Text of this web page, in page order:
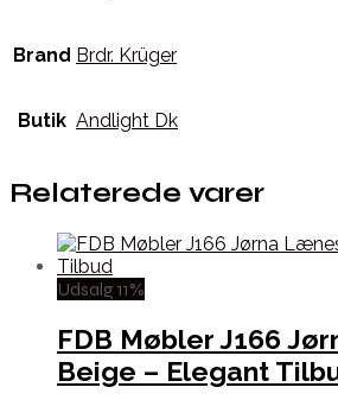
Brand Brdr. Krüger
Butik Andlight Dk
Relaterede varer
Udsalg 11%
FDB Møbler J166
Beige – Elegant